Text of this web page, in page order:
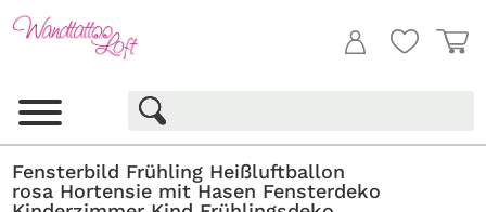
Fensterbild Frühling Heißluftballon
rosa Hortensie mit Hasen Fensterdeko